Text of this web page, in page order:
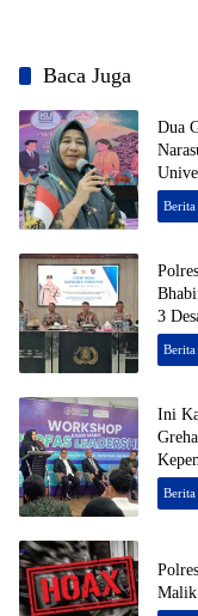
Baca Juga
Dua
Berita
3
Berita
Ini
Berita